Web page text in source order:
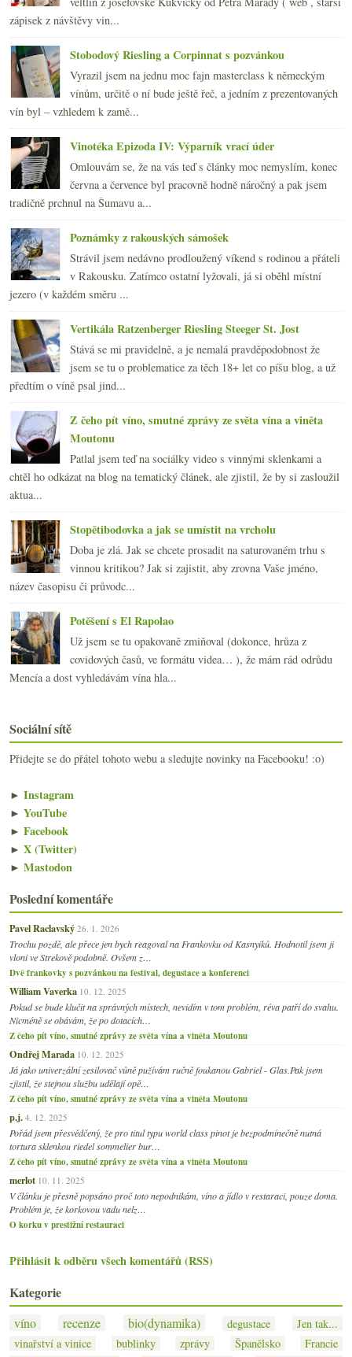
zápisek z návštěvy vin...
Stobodový Riesling a Corpinnat s pozvánkou
Vyrazil jsem na jednu moc fajn masterclass k německým
vínům, určitě o ní bude ještě řeč, a jedním z prezentovaných
vín byl – vzhledem k zamě...
Vinotéka Epizoda IV: Výparník vrací úder
Omlouvám se, že na vás teď s články moc nemyslím, konec
června a července byl pracovně hodně náročný a pak jsem
tradičně prchnul na Šumavu a...
Poznámky z rakouských sámošek
Strávil jsem nedávno prodloužený víkend s rodinou a přáteli
v Rakousku. Zatímco ostatní lyžovali, já si oběhl místní
jezero (v každém směru ...
Vertikála Ratzenberger Riesling Steeger St. Jost
Stává se mi pravidelně, a je nemalá pravděpodobnost že
jsem se tu o problematice za těch 18+ let co píšu blog, a už
předtím o víně psal jind...
Z čeho pít víno, smutné zprávy ze světa vína a viněta
Moutonu
Patlal jsem teď na sociálky video s vinnými sklenkami a
chtěl ho odkázat na blog na tematický článek, ale zjistil, že by si zasloužil
aktua...
Stopětibodovka a jak se umístit na vrcholu
Doba je zlá. Jak se chcete prosadit na saturovaném trhu s
vinnou kritikou? Jak si zajistit, aby zrovna Vaše jméno,
název časopisu či průvodc...
Potěšení s El Rapolao
Už jsem se tu opakovaně zmiňoval (dokonce, hrůza z
covidových časů, ve formátu videa… ), že mám rád odrůdu
Mencía a dost vyhledávám vína hla...
Sociální sítě
Přidejte se do přátel tohoto webu a sledujte novinky na Facebooku! :o)
► Instagram
► YouTube
► Facebook
► X (Twitter)
► Mastodon
Poslední komentáře
Pavel Raclavský 26. 1. 2026
Trochu pozdě, ale přece jen bych reagoval na Frankovku od Kasnyiků. Hodnotil jsem ji
vloni ve Strekově podobně. Ovšem z…
Dvě frankovky s pozvánkou na festival, degustace a konferenci
William Vaverka 10. 12. 2025
Pokud se bude klučit na správných místech, nevidím v tom problém, réva patří do svahu.
Nicméně se obávám, že po dotacích…
Z čeho pít víno, smutné zprávy ze světa vína a viněta Moutonu
Ondřej Marada 10. 12. 2025
Já jako univerzální zesilovač vůně pužívám ručně foukanou Gabriel - Glas.Pak jsem
zjistil, že stejnou službu udělají opě…
Z čeho pít víno, smutné zprávy ze světa vína a viněta Moutonu
p.j. 4. 12. 2025
Pořád jsem přesvědčený, že pro titul typu world class pinot je bezpodmínečně nutná
tortura sklenkou riedel sommelier bur…
Z čeho pít víno, smutné zprávy ze světa vína a viněta Moutonu
merlot 10. 11. 2025
V článku je přesně popsáno proč toto nepodnikám, víno a jídlo v restaraci, pouze doma.
Problém je, že korkovou vadu nelz…
O korku v prestižní restauraci
Přihlásit k odběru všech komentářů (RSS)
Kategorie
víno recenze bio(dynamika) degustace
Jen tak...
vinařství a vinice
bublinky zprávy Španělsko
Francie